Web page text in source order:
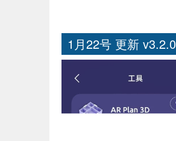
1月22号 更新 v3.2.0